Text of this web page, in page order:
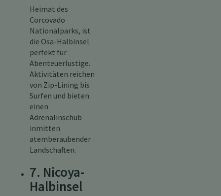
Heimat des
Corcovado
Nationalparks, ist
die Osa-Halbinsel
perfekt für
Abenteuerlustige.
Aktivitäten reichen
von Zip-Lining bis
Surfen und bieten
einen
Adrenalinschub
inmitten
atemberaubender
Landschaften.
7. Nicoya-
Halbinsel